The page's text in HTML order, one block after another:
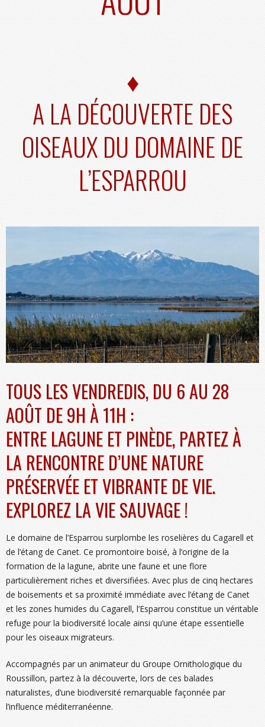
♦
A LA DÉCOUVERTE DES
OISEAUX DU DOMAINE DE
L’ESPARROU
TOUS LES VENDREDIS, DU 6 AU 28
AOÛT DE 9H À 11H :
ENTRE LAGUNE ET PINÈDE, PARTEZ À
LA RENCONTRE D’UNE NATURE
PRÉSERVÉE ET VIBRANTE DE VIE.
EXPLOREZ LA VIE SAUVAGE !
Le domaine de l’Esparrou surplombe les roselières du Cagarell et
de l’étang de Canet. Ce promontoire boisé, à l’origine de la
formation de la lagune, abrite une faune et une flore
particulièrement riches et diversifiées. Avec plus de cinq hectares
de boisements et sa proximité immédiate avec l’étang de Canet
et les zones humides du Cagarell, l’Esparrou constitue un véritable
refuge pour la biodiversité locale ainsi qu’une étape essentielle
pour les oiseaux migrateurs.
Accompagnés par un animateur du Groupe Ornithologique du
Roussillon, partez à la découverte, lors de ces balades
naturalistes, d’une biodiversité remarquable façonnée par
l’influence méditerranéenne.